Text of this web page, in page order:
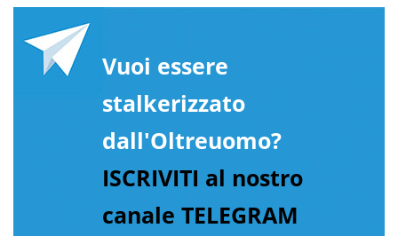
Vuoi essere
stalkerizzato
dall'Oltreuomo?
ISCRIVITI al nostro
canale TELEGRAM